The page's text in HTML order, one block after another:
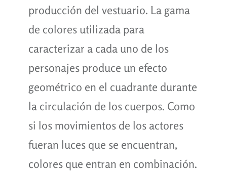
producción del vestuario. La gama
de colores utilizada para
caracterizar a cada uno de los
personajes produce un efecto
geométrico en el cuadrante durante
la circulación de los cuerpos. Como
si los movimientos de los actores
fueran luces que se encuentran,
colores que entran en combinación.